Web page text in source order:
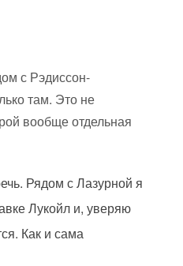
с Рэдиссон-
там. Это не
вообще отдельная
Рядом с Лазурной я
Лукойл и, уверяю
Как и сама